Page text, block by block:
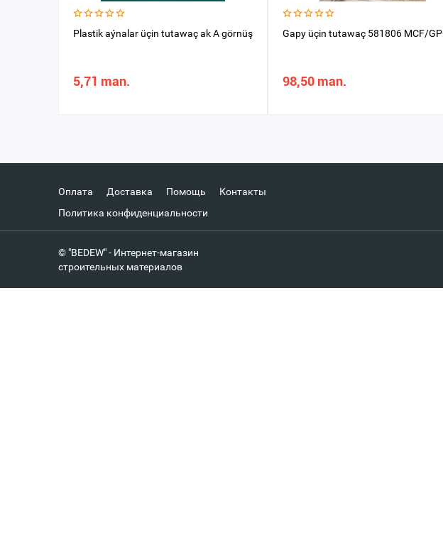
Plastik aýnalar üçin tutawaç ak A görnüş
5,71 man.
Gapy üçin tutawaç 581806 MCF/GP
98,50 man.
Оплата Доставка Помощь
Контакты
Политика конфиденциальности
© "BEDEW" - Интернет-магазин
строительных материалов